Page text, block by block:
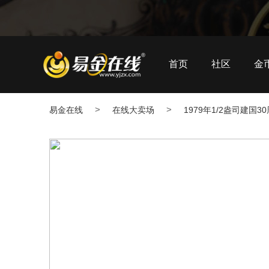
首页 社区 金
易金在线 > 在线大卖场 > 1979年1/2盎司建国